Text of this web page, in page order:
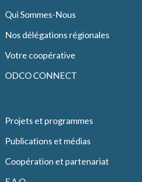
Qui Sommes-Nous
Nos délégations régionales
Votre coopérative
ODCO CONNECT
Projets et programmes
Publications et médias
Coopération et partenariat